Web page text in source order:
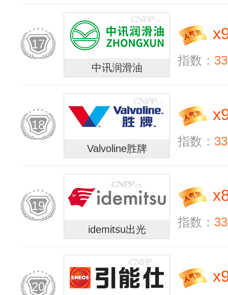
17
中讯润滑油
x
指数：
18
Valvoline胜牌
x
指数：
19
idemitsu出光
x
指数：
20
x